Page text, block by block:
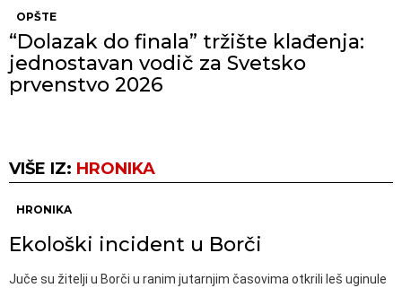
OPŠTE
“Dolazak do finala” tržište klađenja:
jednostavan vodič za Svetsko
prvenstvo 2026
VIŠE IZ: HRONIKA
HRONIKA
Ekološki incident u Borči
Juče su žitelji u Borči u ranim jutarnjim časovima otkrili leš uginule